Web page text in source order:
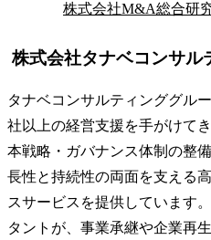
株式会社M&A総合研
株式会社タナベコンサル
タナベコンサルティンググル
社以上の経営支援を手がけて
本戦略・ガバナンス体制の整
長性と持続性の両面を支える
スサービスを提供しています
タントが、事業承継や企業再